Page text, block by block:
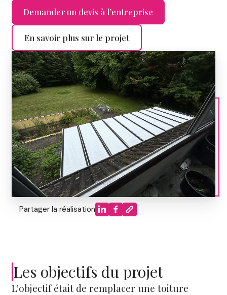
Demander un devis à l’entreprise
En savoir plus sur le projet
Partager la réalisation
Les objectifs du projet
L’objectif était de remplacer une toiture